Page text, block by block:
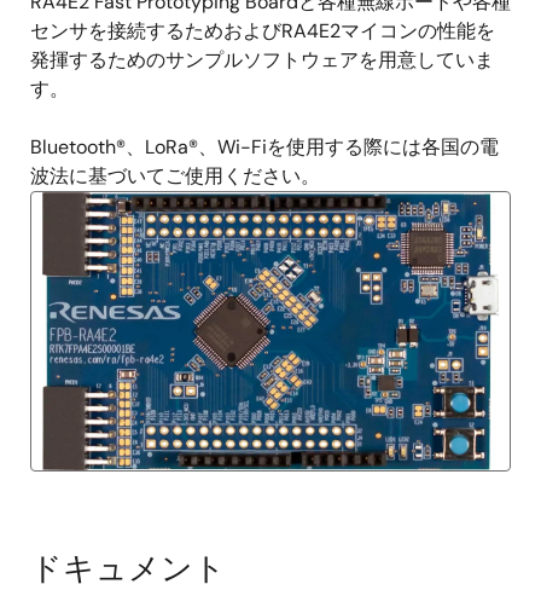
センサを接続するためおよびRA4E2マイコンの性能を
発揮するためのサンプルソフトウェアを用意していま
す。
Bluetooth®、LoRa®、Wi-Fiを使用する際には各国の電
波法に基づいてご使用ください。
ドキュメント